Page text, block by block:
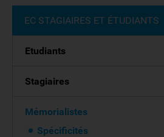
EC STAGIAIRES ET ÉTUDIANTS
Etudiants
Stagiaires
Mémorialistes
Spécificités